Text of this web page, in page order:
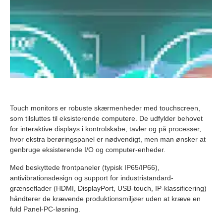
Touch monitors er robuste skærmenheder med touchscreen,
som tilsluttes til eksisterende computere. De udfylder behovet
for interaktive displays i kontrolskabe, tavler og på processer,
hvor ekstra berøringspanel er nødvendigt, men man ønsker at
genbruge eksisterende I/O og computer-enheder.
Med beskyttede frontpaneler (typisk IP65/IP66),
antivibrationsdesign og support for industristandard-
grænseflader (HDMI, DisplayPort, USB-touch, IP-klassificering)
håndterer de krævende produktionsmiljøer uden at kræve en
fuld Panel-PC-løsning.